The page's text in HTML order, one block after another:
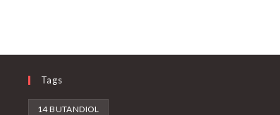
Tags
14 BUTANDIOL